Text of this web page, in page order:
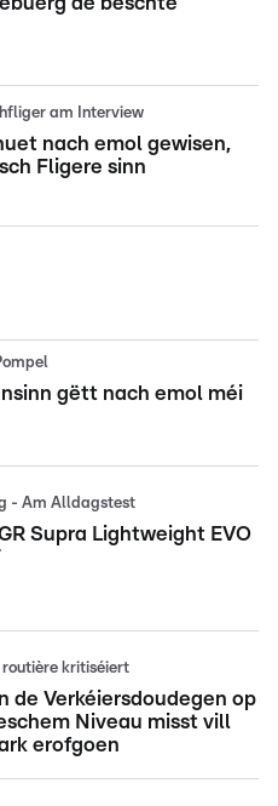
am Interview
nach emol gewisen,
Fligere sinn
gëtt nach emol méi
- Am Alldagstest
Supra Lightweight EVO
routière kritiséiert
de Verkéiersdoudegen op
Niveau misst vill
erofgoen